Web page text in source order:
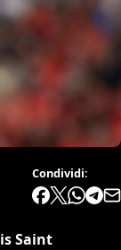
Condividi:
Saint